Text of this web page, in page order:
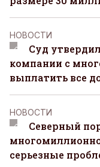
НОВОСТИ
Суд
компании с
выплатить все
НОВОСТИ
Северный
серьезные